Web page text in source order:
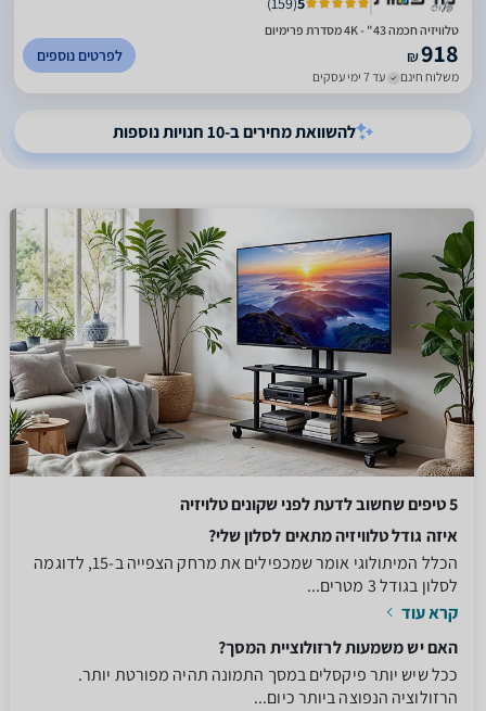
טלוויזיה חכמה 4K - "43 מסדרת פרימיום
₪918
משלוח חינם עד 7 ימי עסקים
לפרטים נוספים
להשוואת מחירים ב-10 חנויות נוספות
5 טיפים שחשוב לדעת לפני שקונים טלויזיה
איזה גודל טלוויזיה מתאים לסלון שלי?
הכלל המיתולוגי אומר שמכפילים את מרחק הצפייה ב-15, לדוגמה
לסלון בגודל 3 מטרים...
קרא עוד
האם יש משמעות לרזולוציית המסך?
ככל שיש יותר פיקסלים במסך התמונה תהיה מפורטת יותר.
הרזולוציה הנפוצה ביותר כיום...